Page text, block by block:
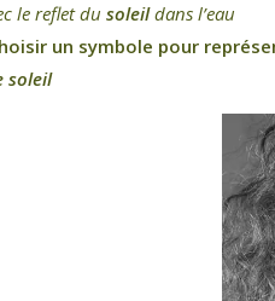
le reflet dusoleildans l’eau
un symbole pour
soleil